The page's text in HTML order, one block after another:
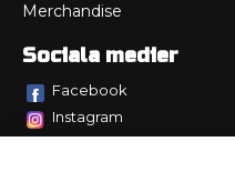
Merchandise
Sociala medier
Facebook
Instagram